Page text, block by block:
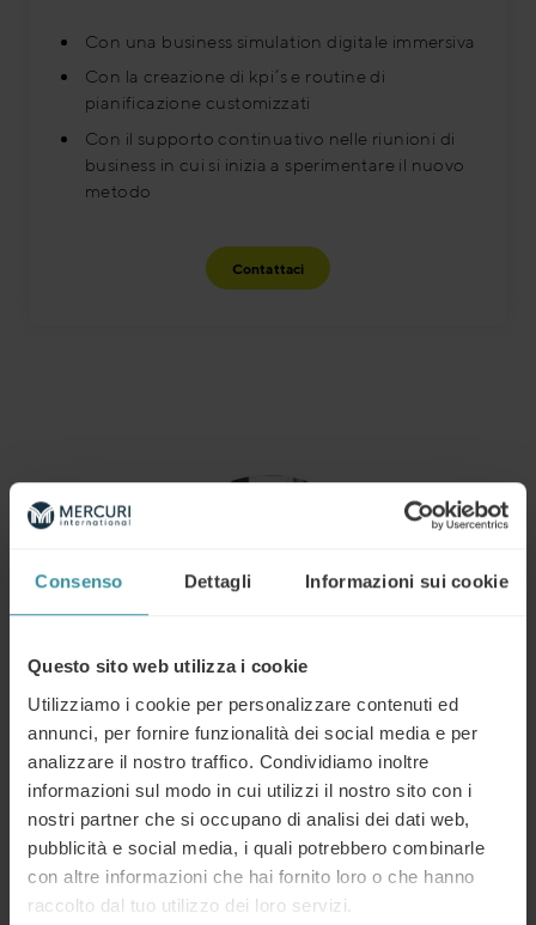
Consenso Dettagli Informazioni sui cookie
Questo sito web utilizza i cookie
Utilizziamo i cookie per personalizzare contenuti ed
annunci, per fornire funzionalità dei social media e per
analizzare il nostro traffico. Condividiamo inoltre
informazioni sul modo in cui utilizzi il nostro sito con i
nostri partner che si occupano di analisi dei dati web,
pubblicità e social media, i quali potrebbero combinarle
con altre informazioni che hai fornito loro o che hanno
raccolto dal tuo utilizzo dei loro servizi.
Con una business simulation digitale immersiva
Con la creazione di kpi’s e routine di
pianificazione customizzati
Con il supporto continuativo nelle riunioni di
business in cui si inizia a sperimentare il nuovo
metodo
Contattaci
Inizia adesso
Contattaci
Qualunque sia la sfida, Mercuri International ha un
percorso di formazione per voi. Consultate i nostri
percorsi che vi permettono di formarvi ovunque vi